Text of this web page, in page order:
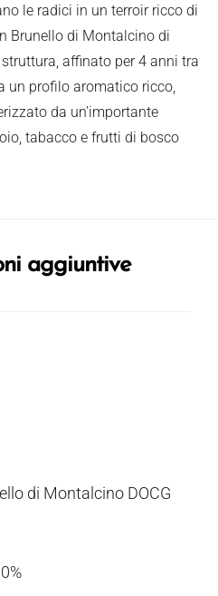
le radici in un terroir ricco di
Brunello di Montalcino di
affinato per 4 anni tra
un profilo aromatico ricco,
da un’importante
tabacco e frutti di bosco
aggiuntive
di Montalcino DOCG